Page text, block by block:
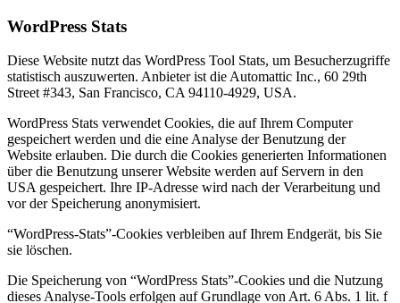
WordPress Stats
Diese Website nutzt das WordPress Tool Stats, um Besucherzugriffe
statistisch auszuwerten. Anbieter ist die Automattic Inc., 60 29th
Street #343, San Francisco, CA 94110-4929, USA.
WordPress Stats verwendet Cookies, die auf Ihrem Computer
gespeichert werden und die eine Analyse der Benutzung der
Website erlauben. Die durch die Cookies generierten Informationen
über die Benutzung unserer Website werden auf Servern in den
USA gespeichert. Ihre IP-Adresse wird nach der Verarbeitung und
vor der Speicherung anonymisiert.
“WordPress-Stats”-Cookies verbleiben auf Ihrem Endgerät, bis Sie
sie löschen.
Die Speicherung von “WordPress Stats”-Cookies und die Nutzung
dieses Analyse-Tools erfolgen auf Grundlage von Art. 6 Abs. 1 lit. f